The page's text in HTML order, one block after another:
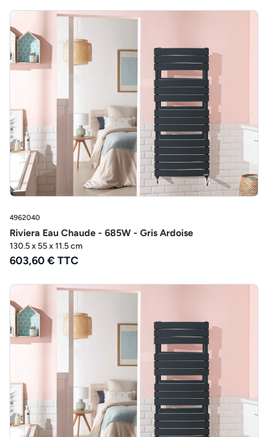
4962040
Riviera Eau Chaude - 685W - Gris Ardoise
130.5 x 55 x 11.5 cm
603,60 € TTC